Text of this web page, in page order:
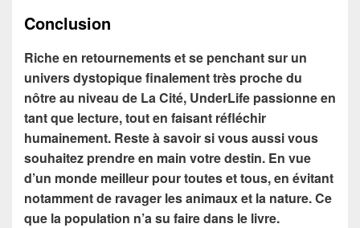
Conclusion
Riche en retournements et se penchant sur un
univers dystopique finalement très proche du
nôtre au niveau de La Cité, UnderLife passionne en
tant que lecture, tout en faisant réfléchir
humainement. Reste à savoir si vous aussi vous
souhaitez prendre en main votre destin. En vue
d’un monde meilleur pour toutes et tous, en évitant
notamment de ravager les animaux et la nature. Ce
que la population n’a su faire dans le livre.